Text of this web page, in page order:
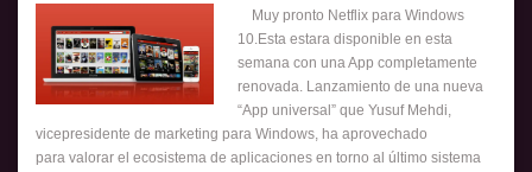
Muy pronto Netflix para Windows
10.Esta estara disponible en esta
semana con una App completamente
renovada. Lanzamiento de una nueva
“App universal” que Yusuf Mehdi,
vicepresidente de marketing para Windows, ha aprovechado
para valorar el ecosistema de aplicaciones en torno al último sistema